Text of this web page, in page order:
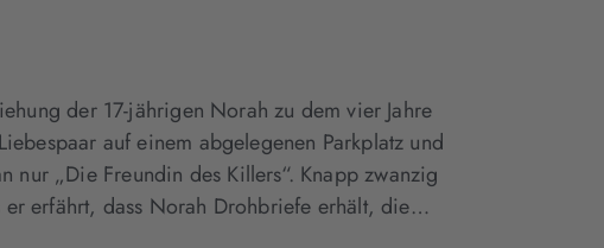
der 17-jährigen Norah zu dem vier Jahre
auf einem abgelegenen Parkplatz und
nur „Die Freundin des Killers“. Knapp zwanzig
er erfährt, dass Norah Drohbriefe erhält, die…